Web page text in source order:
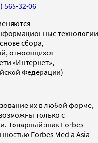
565-32-06
технологии
сбора,
относящихся
«Интернет»,
Федерации)
их в любой форме,
только с
Товарный знак Forbes
Forbes Media Asia